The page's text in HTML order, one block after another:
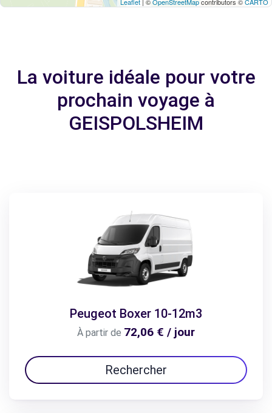
La voiture idéale pour votre
prochain voyage à
GEISPOLSHEIM
Peugeot Boxer 10-12m3
À partir de 72,06 € / jour
Rechercher